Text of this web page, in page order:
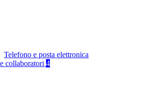
Telefono e posta elettronica
collaboratori 4